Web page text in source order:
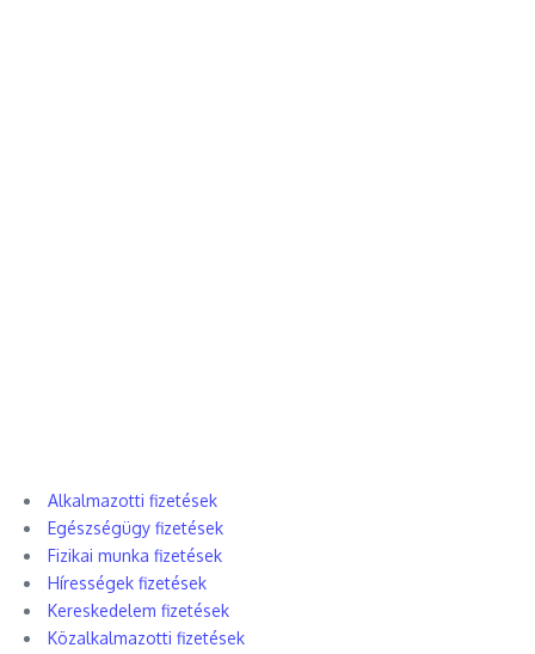
Alkalmazotti fizetések
Egészségügy fizetések
Fizikai munka fizetések
Hírességek fizetések
Kereskedelem fizetések
Közalkalmazotti fizetések